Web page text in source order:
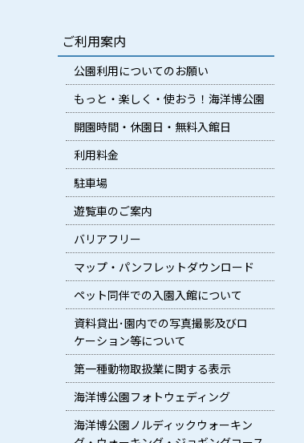
ご利用案内
公園利用についてのお願い
もっと・楽しく・使おう！海洋博公園
開園時間・休園日・無料入館日
利用料金
駐車場
遊覧車のご案内
バリアフリー
マップ・パンフレットダウンロード
ペット同伴での入園入館について
資料貸出･園内での写真撮影及びロ
ケーション等について
第一種動物取扱業に関する表示
海洋博公園フォトウェディング
海洋博公園ノルディックウォーキン